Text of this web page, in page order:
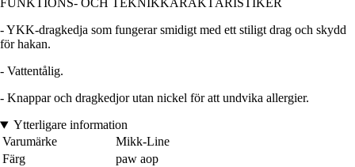
FUNKTIONS- OCH TEKNIKKARAKTÄRISTIKER
- YKK-dragkedja som fungerar smidigt med ett stiligt drag och skydd
för hakan.
- Vattentålig.
- Knappar och dragkedjor utan nickel för att undvika allergier.
Ytterligare information
Varumärke
Mikk-Line
Färg
paw aop